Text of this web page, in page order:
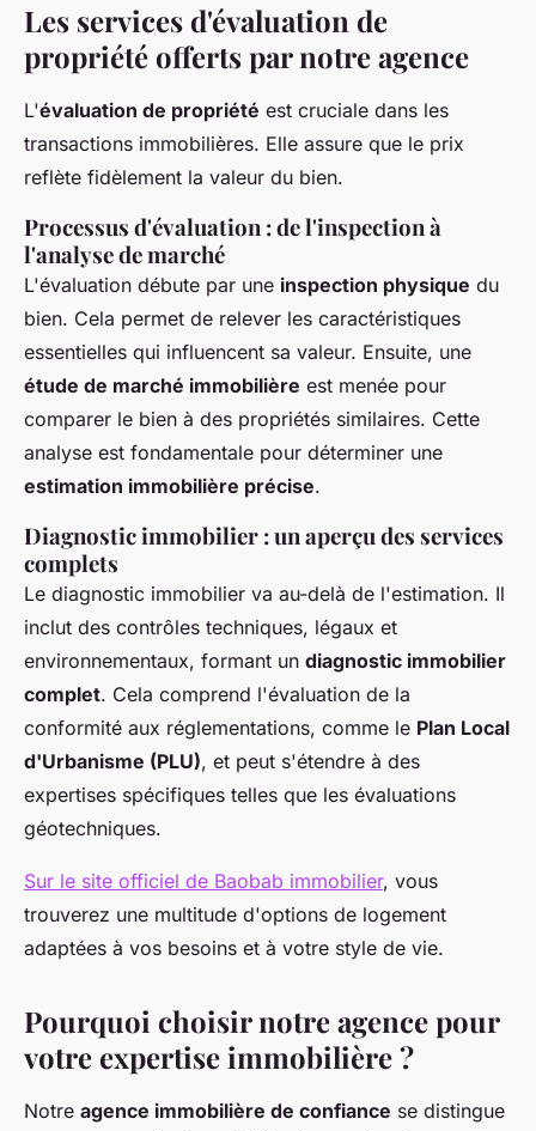
Les services d'évaluation de
propriété offerts par notre agence
L'évaluation de propriété est cruciale dans les
transactions immobilières. Elle assure que le prix
reflète fidèlement la valeur du bien.
Processus d'évaluation : de l'inspection à
l'analyse de marché
L'évaluation débute par une inspection physique du
bien. Cela permet de relever les caractéristiques
essentielles qui influencent sa valeur. Ensuite, une
étude de marché immobilière est menée pour
comparer le bien à des propriétés similaires. Cette
analyse est fondamentale pour déterminer une
estimation immobilière précise.
Diagnostic immobilier : un aperçu des services
complets
Le diagnostic immobilier va au-delà de l'estimation. Il
inclut des contrôles techniques, légaux et
environnementaux, formant un diagnostic immobilier
complet. Cela comprend l'évaluation de la
conformité aux réglementations, comme le Plan Local
d'Urbanisme (PLU), et peut s'étendre à des
expertises spécifiques telles que les évaluations
géotechniques.
Sur le site officiel de Baobab immobilier, vous
trouverez une multitude d'options de logement
adaptées à vos besoins et à votre style de vie.
Pourquoi choisir notre agence pour
votre expertise immobilière ?
Notre agence immobilière de confiance se distingue